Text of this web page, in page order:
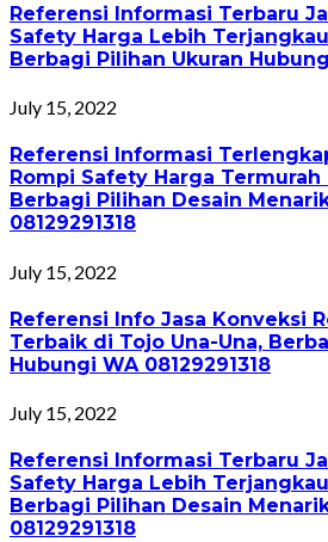
Referensi Informasi Terbaru
Safety Harga Lebih
Berbagi Pilihan Ukuran
July 15, 2022
Referensi Informasi
Rompi Safety Harga
Berbagi Pilihan Desain
08129291318
July 15, 2022
Referensi Info Jasa Konveksi
Terbaik di Tojo Una-Una,
Hubungi WA 08129291318
July 15, 2022
Referensi Informasi Terbaru
Safety Harga Lebih
Berbagi Pilihan Desain
08129291318